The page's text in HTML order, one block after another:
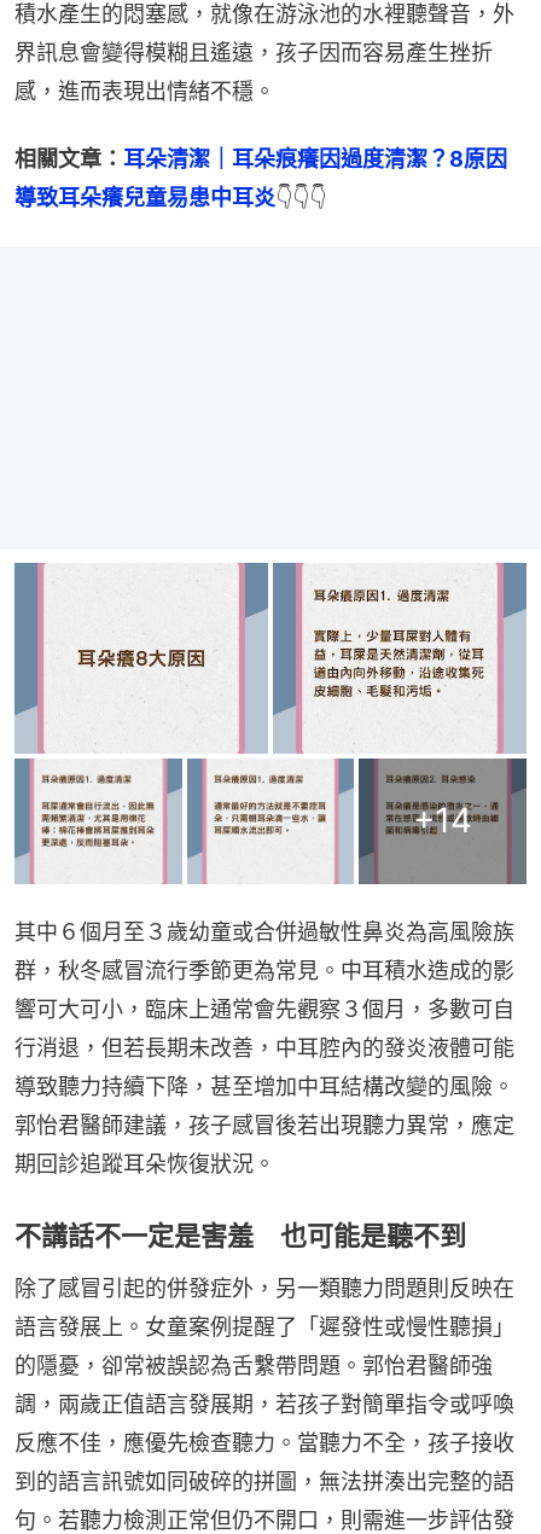
積水產生的悶塞感，就像在游泳池的水裡聽聲音，外
界訊息會變得模糊且遙遠，孩子因而容易產生挫折
感，進而表現出情緒不穩。
相關文章： 耳朵清潔｜耳朵痕癢因過度清潔？8原因
導致耳朵癢兒童易患中耳炎👇👇👇
+14
其中６個月至３歲幼童或合併過敏性鼻炎為高風險族
群，秋冬感冒流行季節更為常見。中耳積水造成的影
響可大可小，臨床上通常會先觀察３個月，多數可自
行消退，但若長期未改善，中耳腔內的發炎液體可能
導致聽力持續下降，甚至增加中耳結構改變的風險。
郭怡君醫師建議，孩子感冒後若出現聽力異常，應定
期回診追蹤耳朵恢復狀況。
不講話不一定是害羞 也可能是聽不到
除了感冒引起的併發症外，另一類聽力問題則反映在
語言發展上。女童案例提醒了「遲發性或慢性聽損」
的隱憂，卻常被誤認為舌繫帶問題。郭怡君醫師強
調，兩歲正值語言發展期，若孩子對簡單指令或呼喚
反應不佳，應優先檢查聽力。當聽力不全，孩子接收
到的語言訊號如同破碎的拼圖，無法拼湊出完整的語
句。若聽力檢測正常但仍不開口，則需進一步評估發